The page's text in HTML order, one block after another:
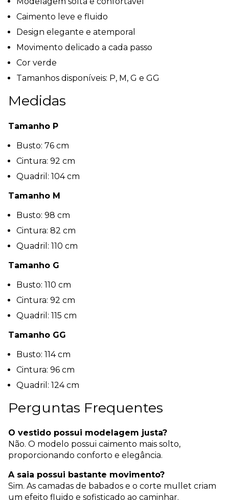
Caimento leve e fluido
Design elegante e atemporal
Movimento delicado a cada passo
Cor verde
Tamanhos disponíveis: P, M, G e GG
Medidas
Tamanho P
Busto: 76 cm
Cintura: 92 cm
Quadril: 104 cm
Tamanho M
Busto: 98 cm
Cintura: 82 cm
Quadril: 110 cm
Tamanho G
Busto: 110 cm
Cintura: 92 cm
Quadril: 115 cm
Tamanho GG
Busto: 114 cm
Cintura: 96 cm
Quadril: 124 cm
Perguntas Frequentes
O vestido possui modelagem justa?
Não. O modelo possui caimento mais solto,
proporcionando conforto e elegância.
A saia possui bastante movimento?
Sim. As camadas de babados e o corte mullet criam
um efeito fluido e sofisticado ao caminhar.